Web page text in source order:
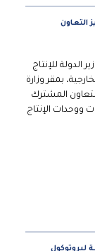
التعاون
للإنتاج
بمقر وزارة
المشترك
ووحدات الإنتاج
لبروتوكول